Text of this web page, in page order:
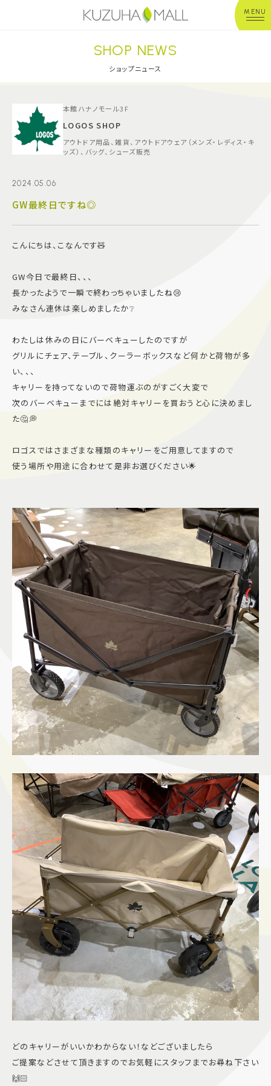
MENU
年中無休平 日：10:00~20:00
※店舗により異なる
ショップガイド
グルメ＆フード
施設案内
SHOP NEWS
ショップニュース
本館ハナノモール3F
LOGOS SHOP
アウトドア用品、雑貨、アウトドアウェア（メンズ・レディス・キ
ッズ）、バッグ、シューズ販売
2024.05.06
GW最終日ですね◎
こんにちは、こなんです🧸
GW今日で最終日、、、
長かったようで一瞬で終わっちゃいましたね😢
みなさん連休は楽しめましたか❔
わたしは休みの日にバーベキューしたのですが
グリルにチェア、テーブル、クーラーボックスなど何かと荷物が多
い、、、
キャリーを持ってないので荷物運ぶのがすごく大変で
次のバーベキューまでには絶対キャリーを買おうと心に決めまし
た🤔💭
ロゴスではさまざまな種類のキャリーをご用意してますので
使う場所や用途に合わせて是非お選びください🌟
どのキャリーがいいかわからない！などございましたら
ご提案などさせて頂きますのでお気軽にスタッフまでお尋ね下さい
🙌🏻